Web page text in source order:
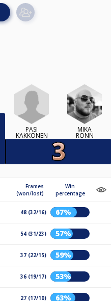
PASI
KAKKONEN
MIKA
RÖNN
Frames
(won/lost)
Win
percentage
48 (32/16) 67%
54 (31/23) 57%
37 (22/15) 59%
36 (19/17) 53%
27 (17/10) 63%